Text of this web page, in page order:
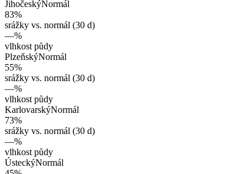
JihočeskýNormál
83%
srážky vs. normál (30 d)
—%
vlhkost půdy
PlzeňskýNormál
55%
srážky vs. normál (30 d)
—%
vlhkost půdy
KarlovarskýNormál
73%
srážky vs. normál (30 d)
—%
vlhkost půdy
ÚsteckýNormál